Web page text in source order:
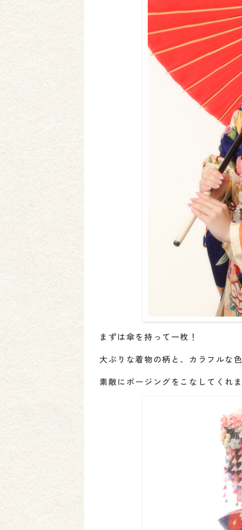
まずは傘を持って一枚！
大ぶりな着物の柄と、カラフルな
素敵にポージングをこなしてくれ